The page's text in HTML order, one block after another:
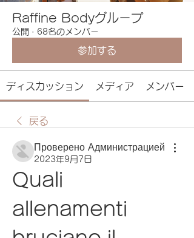
Raffine Bodyグループ
公開 · 68名のメンバー
参加する
ディスカッション メディア メンバー
戻る
Проверено Администрацией
2023年9月7日
Quali
allenamenti